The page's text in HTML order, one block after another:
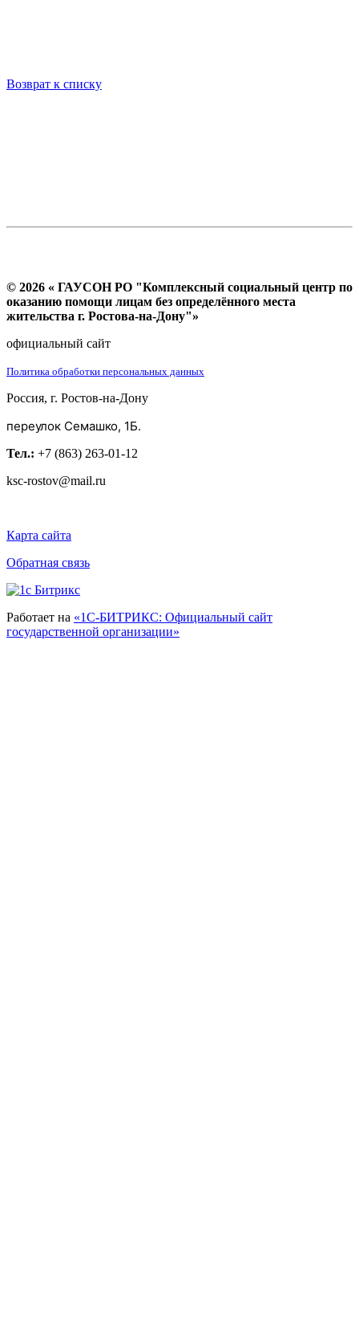
Возврат к списку
© 2026 « ГАУСОН РО "Комплексный социальный центр по
оказанию помощи лицам без определённого места
жительства г. Ростова-на-Дону"»
официальный сайт
Политика обработки персональных данных
Россия, г. Ростов-на-Дону
переулок Семашко, 1Б.
Тел.: +7 (863) 263-01-12
ksc-rostov@mail.ru
Карта сайта
Обратная связь
Работает на «1С-БИТРИКС: Официальный сайт
государственной организации»